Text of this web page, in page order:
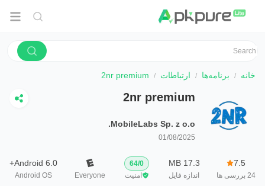
خانه برنامه‌ها ارتباطات 2nr premium
2nr premium
MobileLabs Sp. z o.o.
01/08/2025
7.5
24 بررسی ها
17.3 MB
اندازه فایل
0
/
64
امنیت
Everyone
Android 6.0+
Android OS